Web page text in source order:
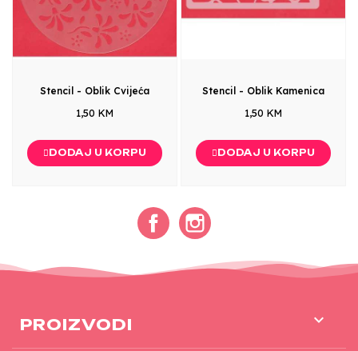
Stencil - Oblik Cvijeća
1,50 KM
DODAJ U KORPU
Stencil - Oblik Kamenica
1,50 KM
DODAJ U KORPU
Facebook
PROIZVODI 